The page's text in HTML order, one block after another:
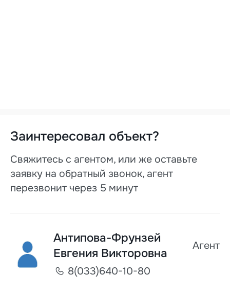
Заинтересовал объект?
Свяжитесь с агентом, или же оставьте
заявку на обратный звонок, агент
перезвонит через 5 минут
Антипова-Фрунзей
Евгения Викторовна
Агент
8(033)640-10-80